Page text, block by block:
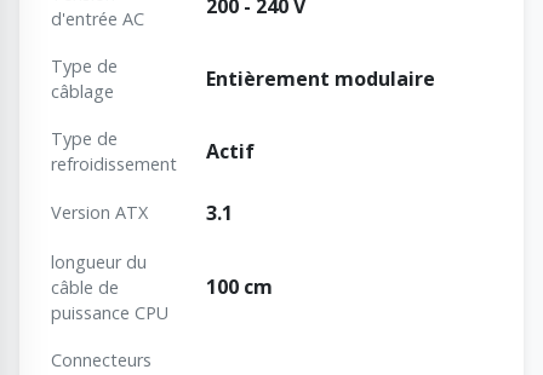
d'entrée AC
200 - 240 V
Type de
câblage
Entièrement modulaire
Type de
refroidissement
Actif
Version ATX 3.1
longueur du
câble de
puissance CPU
100 cm
Connecteurs